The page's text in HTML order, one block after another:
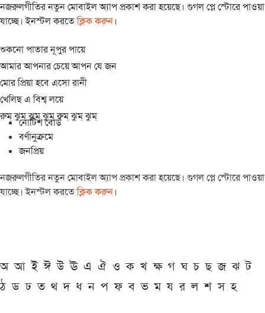
নজরুলগীতির নতুন মোবাইল অ্যাপ প্রকাশ করা হয়েছে। গুগল প্লে স্টোরে পাওয়া
যাচ্ছে। ইনস্টল করতেক্লিক করুন।
শুকনো পাতার নূপুর পায়ে
আমার আপনার চেয়ে আপন যে জন
মোর প্রিয়া হবে এসো রানী
খেলিছ এ বিশ্ব লয়ে
রুম্ ঝুম্ ঝুম্ ঝুম্ রুম্ ঝুম্ ঝুম্
নোটিশ বোর্ড
বর্ণানুক্রমে
জনপ্রিয়
নজরুলগীতির নতুন মোবাইল অ্যাপ প্রকাশ করা হয়েছে। গুগল প্লে স্টোরে পাওয়া
যাচ্ছে। ইনস্টল করতেক্লিক করুন।
অ আ ই ঈ উ ঊ এ ঐ ও ক খ ক্ষ গ ঘ চ ছ জ ঝ ট
ঠ ড ঢ ত থ দ ধ ন প ফ ব ভ ম য র ল শ স হ